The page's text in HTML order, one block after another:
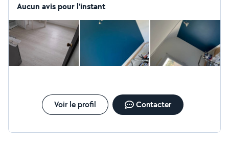
maçonnerie Pour plus d'informations contacter nous.
Aucun avis pour l'instant
Voir le profil Contacter